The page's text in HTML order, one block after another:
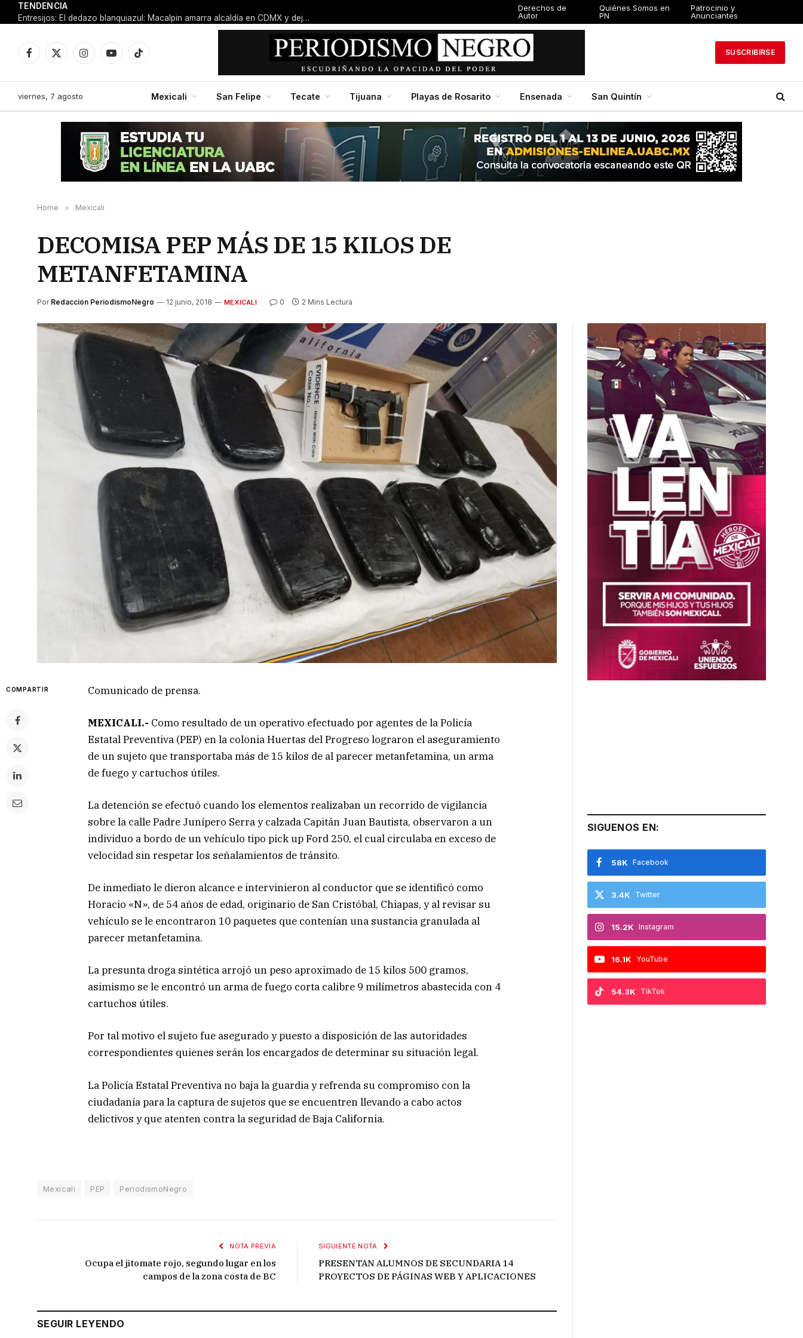
TENDENCIA
Entresijos: El dedazo blanquiazul: Macalpin amarra alcaldía en CDMX y deja al panismo local con el dedo en la boca
Derechos de
Autor
Quiénes Somos en
PN
Patrocinio y
Anunciantes
Facebook
X
InstagramYouTubeTikTok
SUSCRIBIRSE
viernes, 7 agosto Mexicali San Felipe Tecate Tijuana Playas de Rosarito Ensenada San Quintín
Home » Mexicali
DECOMISA PEP MÁS DE 15 KILOS DE
METANFETAMINA
Por Redacción PeriodismoNegro 12 junio, 2018 MEXICALI 0 2 Mins Lectura
COMPARTIR Comunicado de prensa.
MEXICALI.- Como resultado de un operativo efectuado por agentes de la Policía
Estatal Preventiva (PEP) en la colonia Huertas del Progreso lograron el aseguramiento
de un sujeto que transportaba más de 15 kilos de al parecer metanfetamina, un arma
de fuego y cartuchos útiles.
La detención se efectuó cuando los elementos realizaban un recorrido de vigilancia
sobre la calle Padre Junípero Serra y calzada Capitán Juan Bautista, observaron a un
individuo a bordo de un vehículo tipo pick up Ford 250, el cual circulaba en exceso de
velocidad sin respetar los señalamientos de tránsito.
De inmediato le dieron alcance e intervinieron al conductor que se identificó como
Horacio «N», de 54 años de edad, originario de San Cristóbal, Chiapas, y al revisar su
vehículo se le encontraron 10 paquetes que contenían una sustancia granulada al
parecer metanfetamina.
La presunta droga sintética arrojó un peso aproximado de 15 kilos 500 gramos,
asimismo se le encontró un arma de fuego corta calibre 9 milímetros abastecida con 4
cartuchos útiles.
Por tal motivo el sujeto fue asegurado y puesto a disposición de las autoridades
correspondientes quienes serán los encargados de determinar su situación legal.
La Policía Estatal Preventiva no baja la guardia y refrenda su compromiso con la
ciudadanía para la captura de sujetos que se encuentren llevando a cabo actos
delictivos y que atenten contra la seguridad de Baja California.
Mexicali PEP PeriodismoNegro
NOTA PREVIA
Ocupa el jitomate rojo, segundo lugar en los
campos de la zona costa de BC
SIGUIENTE NOTA
PRESENTAN ALUMNOS DE SECUNDARIA 14
PROYECTOS DE PÁGINAS WEB Y APLICACIONES
SEGUIR LEYENDO
SIGUENOS EN:
Facebook
58K
Twitter
3.4K
Instagram
15.2K
YouTube
16.1K
TikTok
54.3K